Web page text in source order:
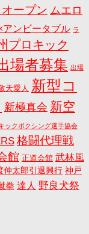
ープン ムエロ
アンビータブル ラ
プロキック
場者募集 出場
天愛人 新型コ
新極真会 新空
ックボクシング選手協会
格闘代理戦
館 正道会館 武林風
伸太郎引退興行 神戸
拳 達人 野良犬祭